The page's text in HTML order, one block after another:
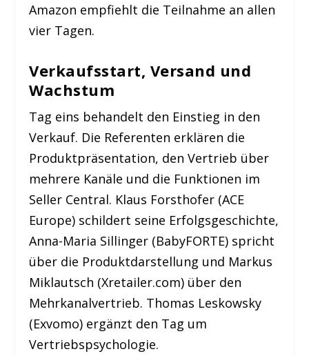
Amazon empfiehlt die Teilnahme an allen
vier Tagen.
Verkaufsstart, Versand und
Wachstum
Tag eins behandelt den Einstieg in den
Verkauf. Die Referenten erklären die
Produktpräsentation, den Vertrieb über
mehrere Kanäle und die Funktionen im
Seller Central. Klaus Forsthofer (ACE
Europe) schildert seine Erfolgsgeschichte,
Anna-Maria Sillinger (BabyFORTE) spricht
über die Produktdarstellung und Markus
Miklautsch (Xretailer.com) über den
Mehrkanalvertrieb. Thomas Leskowsky
(Exvomo) ergänzt den Tag um
Vertriebspsychologie.